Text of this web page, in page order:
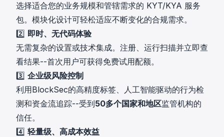
选择适合您的业务规模和管辖需求的 KYT/KYA 服务
包。模块化设计可轻松适应不断变化的合规需求。
2️⃣ 即时、无代码体验
无需复杂的设置或技术集成。注册、运行扫描并立即查
看结果--首次用户可获得免费试用配额。
3️⃣ 企业级风险控制
利用BlockSec的高精度标签、人工智能驱动的行为检
测和资金流追踪--受到50多个国家和地区监管机构的
信任。
4️⃣ 轻量级、高成本效益